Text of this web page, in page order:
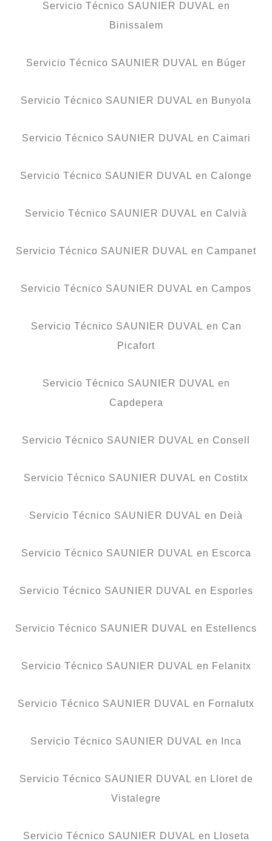
Servicio Técnico SAUNIER DUVAL en
Binissalem
Servicio Técnico SAUNIER DUVAL en Búger
Servicio Técnico SAUNIER DUVAL en Bunyola
Servicio Técnico SAUNIER DUVAL en Caimari
Servicio Técnico SAUNIER DUVAL en Calonge
Servicio Técnico SAUNIER DUVAL en Calvià
Servicio Técnico SAUNIER DUVAL en Campanet
Servicio Técnico SAUNIER DUVAL en Campos
Servicio Técnico SAUNIER DUVAL en Can
Picafort
Servicio Técnico SAUNIER DUVAL en
Capdepera
Servicio Técnico SAUNIER DUVAL en Consell
Servicio Técnico SAUNIER DUVAL en Costitx
Servicio Técnico SAUNIER DUVAL en Deià
Servicio Técnico SAUNIER DUVAL en Escorca
Servicio Técnico SAUNIER DUVAL en Esporles
Servicio Técnico SAUNIER DUVAL en Estellencs
Servicio Técnico SAUNIER DUVAL en Felanitx
Servicio Técnico SAUNIER DUVAL en Fornalutx
Servicio Técnico SAUNIER DUVAL en Inca
Servicio Técnico SAUNIER DUVAL en Lloret de
Vistalegre
Servicio Técnico SAUNIER DUVAL en Lloseta